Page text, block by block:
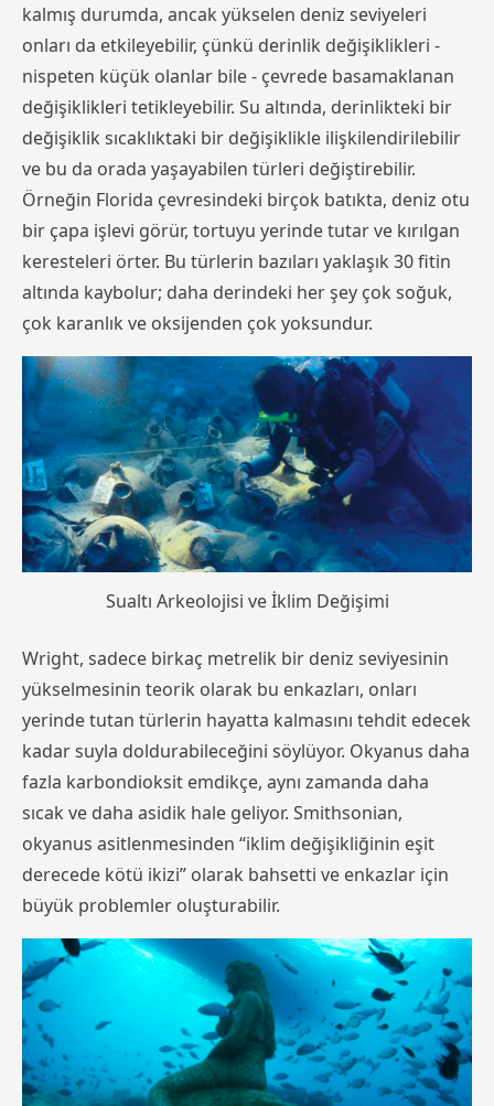
kalmış durumda, ancak yükselen deniz seviyeleri
onları da etkileyebilir, çünkü derinlik değişiklikleri -
nispeten küçük olanlar bile - çevrede basamaklanan
değişiklikleri tetikleyebilir. Su altında, derinlikteki bir
değişiklik sıcaklıktaki bir değişiklikle ilişkilendirilebilir
ve bu da orada yaşayabilen türleri değiştirebilir.
Örneğin Florida çevresindeki birçok batıkta, deniz otu
bir çapa işlevi görür, tortuyu yerinde tutar ve kırılgan
keresteleri örter. Bu türlerin bazıları yaklaşık 30 fitin
altında kaybolur; daha derindeki her şey çok soğuk,
çok karanlık ve oksijenden çok yoksundur.
Sualtı Arkeolojisi ve İklim Değişimi
Wright, sadece birkaç metrelik bir deniz seviyesinin
yükselmesinin teorik olarak bu enkazları, onları
yerinde tutan türlerin hayatta kalmasını tehdit edecek
kadar suyla doldurabileceğini söylüyor. Okyanus daha
fazla karbondioksit emdikçe, aynı zamanda daha
sıcak ve daha asidik hale geliyor. Smithsonian,
okyanus asitlenmesinden “iklim değişikliğinin eşit
derecede kötü ikizi” olarak bahsetti ve enkazlar için
büyük problemler oluşturabilir.